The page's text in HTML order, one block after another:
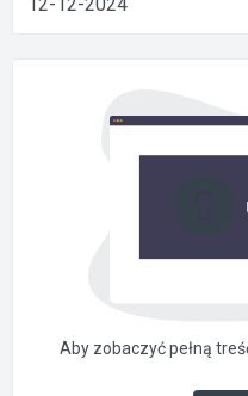
Aby zobaczyć pełną